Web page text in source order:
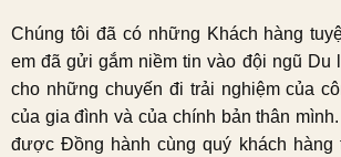
Chúng tôi đã có những Khách hàng
em đã gửi gắm niềm tin vào đội ngũ Du
cho những chuyến đi trải nghiệm của
của gia đình và của chính bản thân
được Đồng hành cùng quý khách hàng